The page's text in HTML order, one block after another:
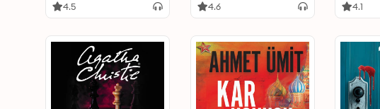
4.5 4.6 4.1